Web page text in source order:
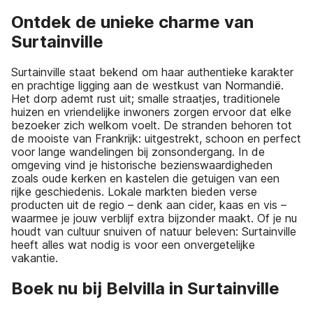
Ontdek de unieke charme van
Surtainville
Surtainville staat bekend om haar authentieke karakter
en prachtige ligging aan de westkust van Normandië.
Het dorp ademt rust uit; smalle straatjes, traditionele
huizen en vriendelijke inwoners zorgen ervoor dat elke
bezoeker zich welkom voelt. De stranden behoren tot
de mooiste van Frankrijk: uitgestrekt, schoon en perfect
voor lange wandelingen bij zonsondergang. In de
omgeving vind je historische bezienswaardigheden
zoals oude kerken en kastelen die getuigen van een
rijke geschiedenis. Lokale markten bieden verse
producten uit de regio – denk aan cider, kaas en vis –
waarmee je jouw verblijf extra bijzonder maakt. Of je nu
houdt van cultuur snuiven of natuur beleven: Surtainville
heeft alles wat nodig is voor een onvergetelijke
vakantie.
Boek nu bij Belvilla in Surtainville